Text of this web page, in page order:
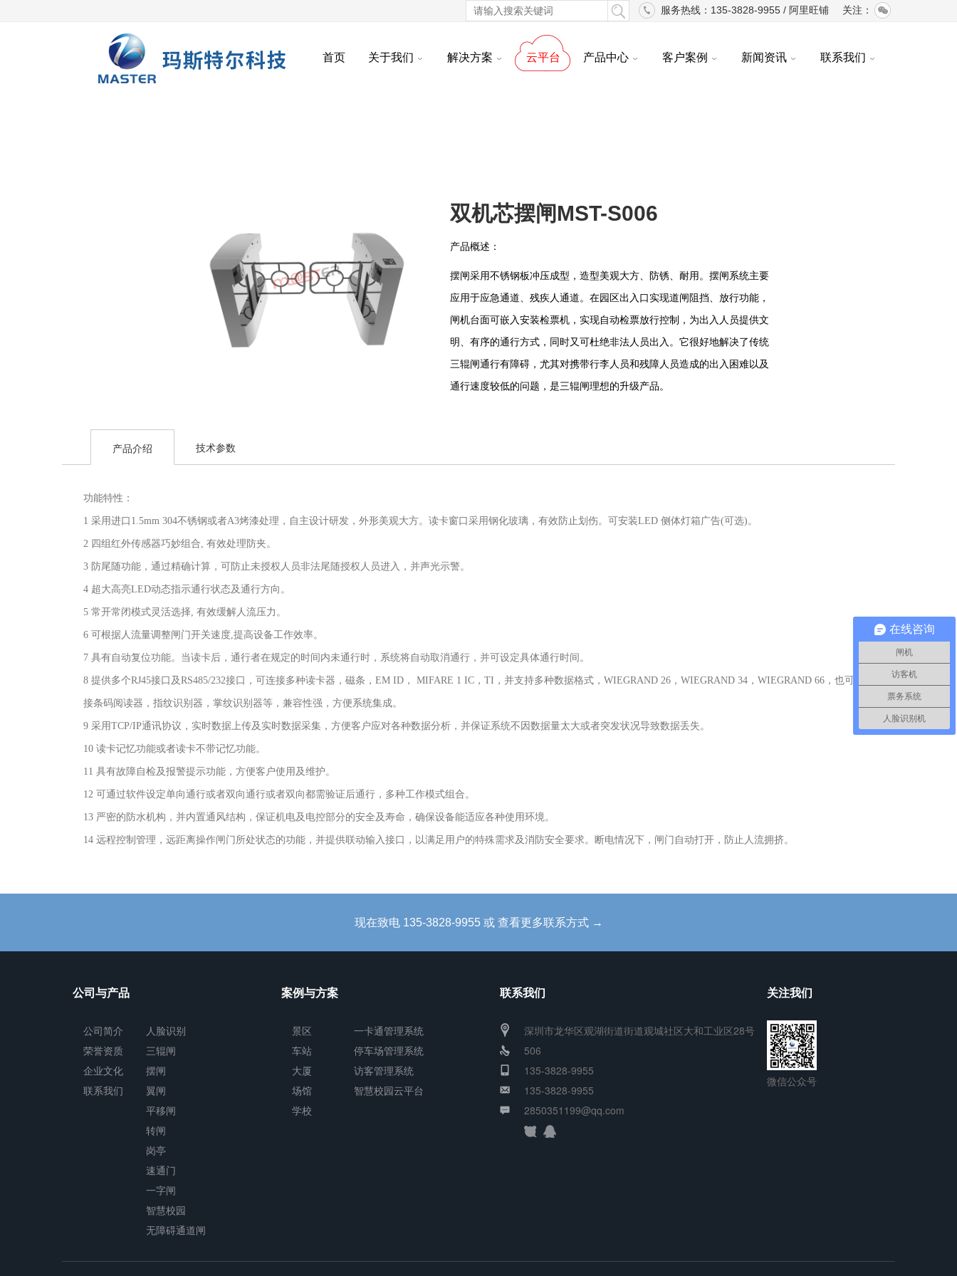
服务热线：135-3828-9955 / 阿里旺铺 关注：
首页 关于我们 解决方案 云平台 产品中心 客户案例 新闻资讯 联系我们
双机芯摆闸MST-S006
产品概述：
摆闸采用不锈钢板冲压成型，造型美观大方、防锈、耐用。摆闸系统主要
应用于应急通道、残疾人通道。在园区出入口实现道闸阻挡、放行功能，
闸机台面可嵌入安装检票机，实现自动检票放行控制，为出入人员提供文
明、有序的通行方式，同时又可杜绝非法人员出入。它很好地解决了传统
三辊闸通行有障碍，尤其对携带行李人员和残障人员造成的出入困难以及
通行速度较低的问题，是三辊闸理想的升级产品。
产品介绍 技术参数
功能特性：
1 采用进口1.5mm 304不锈钢或者A3烤漆处理，自主设计研发，外形美观大方。读卡窗口采用钢化玻璃，有效防止划伤。可安装LED 侧体灯箱广告(可选)。
2 四组红外传感器巧妙组合, 有效处理防夹。
3 防尾随功能，通过精确计算，可防止未授权人员非法尾随授权人员进入，并声光示警。
4 超大高亮LED动态指示通行状态及通行方向。
5 常开常闭模式灵活选择, 有效缓解人流压力。
6 可根据人流量调整闸门开关速度,提高设备工作效率。
7 具有自动复位功能。当读卡后，通行者在规定的时间内未通行时，系统将自动取消通行，并可设定具体通行时间。
8 提供多个RJ45接口及RS485/232接口，可连接多种读卡器，磁条，EM ID， MIFARE 1 IC，TI，并支持多种数据格式，WIEGRAND 26，WIEGRAND 34，WIEGRAND 66，也可连
接条码阅读器，指纹识别器，掌纹识别器等，兼容性强，方便系统集成。
9 采用TCP/IP通讯协议，实时数据上传及实时数据采集，方便客户应对各种数据分析，并保证系统不因数据量太大或者突发状况导致数据丢失。
10 读卡记忆功能或者读卡不带记忆功能。
11 具有故障自检及报警提示功能，方便客户使用及维护。
12 可通过软件设定单向通行或者双向通行或者双向都需验证后通行，多种工作模式组合。
13 严密的防水机构，并内置通风结构，保证机电及电控部分的安全及寿命，确保设备能适应各种使用环境。
14 远程控制管理，远距离操作闸门所处状态的功能，并提供联动输入接口，以满足用户的特殊需求及消防安全要求。断电情况下，闸门自动打开，防止人流拥挤。
现在致电 135-3828-9955 或 查看更多联系方式 →
公司与产品
公司简介
荣誉资质
企业文化
联系我们
人脸识别
三辊闸
摆闸
翼闸
平移闸
转闸
岗亭
速通门
一字闸
智慧校园
无障碍通道闸
案例与方案
景区
车站
大厦
场馆
学校
一卡通管理系统
停车场管理系统
访客管理系统
智慧校园云平台
联系我们
深圳市龙华区观湖街道街道观城社区大和工业区28号
506
135-3828-9955
135-3828-9955
2850351199@qq.com
关注我们
微信公众号
在线咨询
闸机
访客机
票务系统
人脸识别机